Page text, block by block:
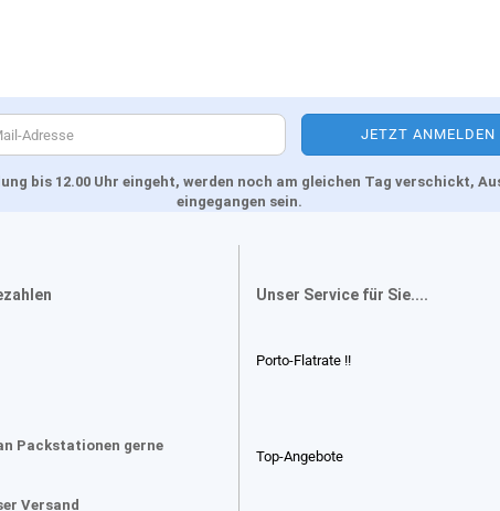
bis 12.00 Uhr eingeht, werden noch am gleichen Tag verschickt,
eingegangen sein.
Packstationen gerne
Versand
Unser Service für Sie....
Porto-Flatrate !!
Top-Angebote